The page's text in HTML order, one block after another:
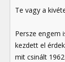
Te vagy a
Persze engem
kezdett el
mit csinált